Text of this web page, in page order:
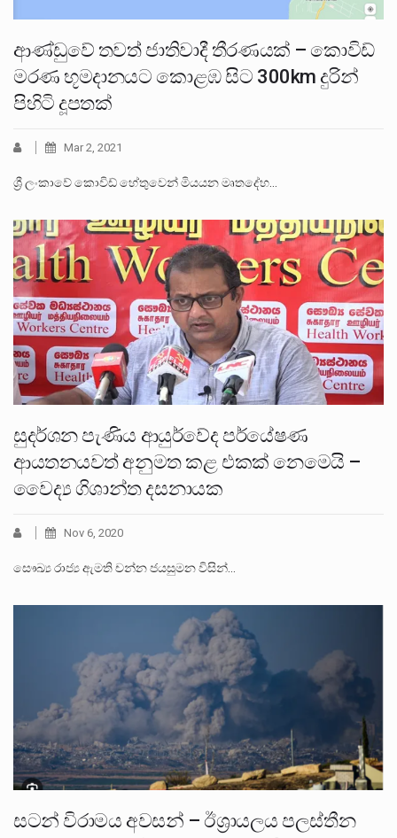
ආණ්ඩුවේ තවත් ජාතිවාදී තීරණයක් – කොවිඩ්
මරණ භූමදානයට කොළඹ සිට 300km දුරින්
පිහිටි දූපතක්
Mar 2, 2021
ශ්‍රී ලංකාවේ කොවිඩ් හේතුවෙන් මියයන මෘතදේහ…
සුදර්ශන පැණිය ආයුර්වේද පර්යේෂණ
ආයතනයවත් අනුමත කළ එකක් නෙමෙයි –
වෛද්‍ය ගිශාන්ත දසනායක
Nov 6, 2020
සෞඛ්‍ය රාජ්‍ය ඇමති චන්න ජයසුමන විසින්…
සටන් විරාමය අවසන් – ඊශ්‍රායලය පලස්තීන